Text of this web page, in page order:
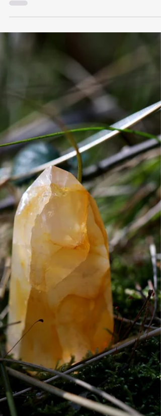
que se abren
Agosto 2026 Agosto llega como un mes
poderoso, luminoso, intenso, casi
magnético No es un mes cualquiera Es un
mes que lleva dentro de sí el fuego del
la memoria de la Tierra, la fuerza de los
portales y el movimiento profundo de los
eclipses Es como si el cielo nos dijera: ya
no puedes quedarte a mitad de camino
entre quien eras y quien estás llegando a
ser Agosto es el mes de Leo, del corazón,
de la luz, de la creatividad y de la
visibilidad Pero también es un mes que